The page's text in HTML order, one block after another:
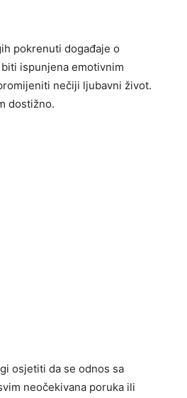
pokrenuti događaje o
ispunjena emotivnim
nečiji ljubavni život.
dostižno.
osjetiti da se odnos sa
neočekivana poruka ili